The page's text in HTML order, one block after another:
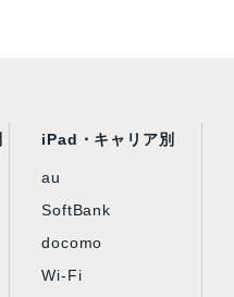
iPad・キャリア別
au
SoftBank
docomo
Wi-Fi